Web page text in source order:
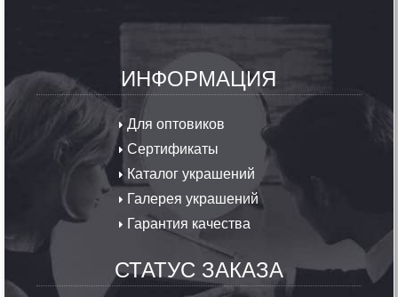
ИНФОРМАЦИЯ
Для оптовиков
Сертификаты
Каталог украшений
Галерея украшений
Гарантия качества
СТАТУС ЗАКАЗА